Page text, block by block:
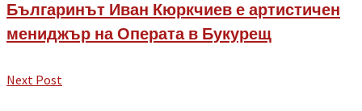
Българинът Иван Кюркчиев е артистичен
мениджър на Операта в Букурещ
Next Post